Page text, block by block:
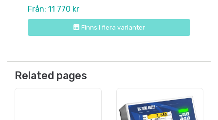
Från: 11 770 kr
Finns i flera varianter
Related pages